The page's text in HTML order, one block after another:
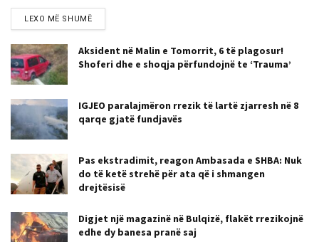
LEXO MË SHUMË
Aksident në Malin e Tomorrit, 6 të plagosur!
Shoferi dhe e shoqja përfundojnë te ‘Trauma’
IGJEO paralajmëron rrezik të lartë zjarresh në 8
qarqe gjatë fundjavës
Pas ekstradimit, reagon Ambasada e SHBA: Nuk
do të ketë strehë për ata që i shmangen
drejtësisë
Digjet një magazinë në Bulqizë, flakët rrezikojnë
edhe dy banesa pranë saj